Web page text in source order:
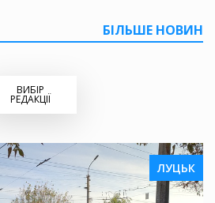
БІЛЬШЕ НОВИН
ВИБІР
РЕДАКЦІЇ
ЛУЦЬК